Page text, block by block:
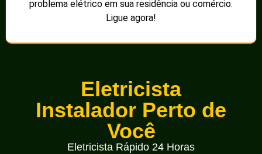
problema elétrico em sua residência ou comércio.
Ligue agora!
Eletricista
Instalador Perto de
Você
Eletricista Rápido 24 Horas